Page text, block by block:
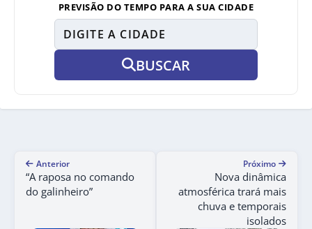
PREVISÃO DO TEMPO PARA A SUA CIDADE
BUSCAR
Anterior
“A raposa no comando
do galinheiro”
Próximo
Nova dinâmica
atmosférica trará mais
chuva e temporais
isolados